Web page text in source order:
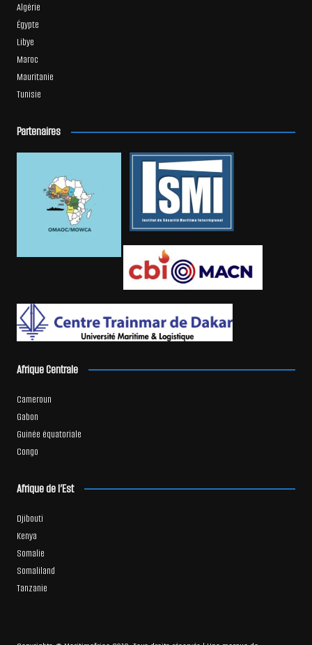
Algérie
Égypte
Libye
Maroc
Mauritanie
Tunisie
Partenaires
Afrique Centrale
Cameroun
Gabon
Guinée équatoriale
Congo
Afrique de l’Est
Djibouti
Kenya
Somalie
Somaliland
Tanzanie